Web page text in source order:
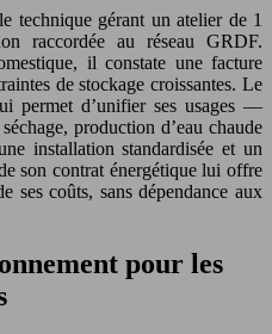
technique gérant un atelier de 1
raccordée au réseau GRDF.
il constate une facture
de stockage croissantes. Le
permet d’unifier ses usages —
production d’eau chaude
installation standardisée et un
son contrat énergétique lui offre
ses coûts, sans dépendance aux
pour les